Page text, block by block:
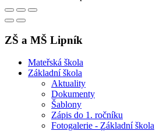
ZŠ a MŠ Lipník
Mateřská škola
Základní škola
Aktuality
Dokumenty
Šablony
Zápis do 1. ročníku
Fotogalerie - Základní škola